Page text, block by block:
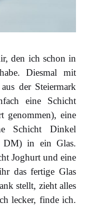
den ich schon in
Diesmal mit
der Steiermark
eine Schicht
genommen), eine
Schicht Dinkel
DM) in ein Glas.
Joghurt und eine
das fertige Glas
stellt, zieht alles
lecker, finde ich.